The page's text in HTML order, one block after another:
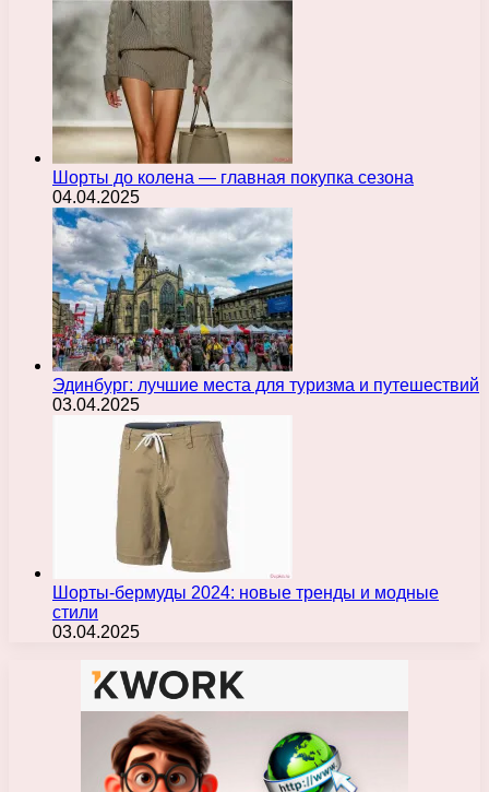
Шорты до колена — главная покупка сезона
04.04.2025
Эдинбург: лучшие места для туризма и путешествий
03.04.2025
Шорты-бермуды 2024: новые тренды и модные
стили
03.04.2025